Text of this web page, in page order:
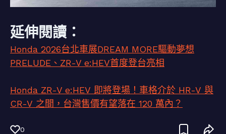
延伸閱讀：
Honda 2026台北車展DREAM MORE驅動夢想
PRELUDE、ZR-V e:HEV首度登台亮相
Honda ZR-V e:HEV 即將登場！車格介於 HR-V 與
CR-V 之間，台灣售價有望落在 120 萬內？
0